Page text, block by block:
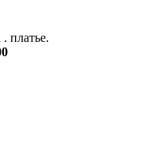
платье.